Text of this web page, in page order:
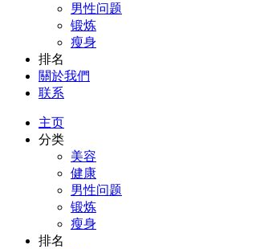
男性问题
锻炼
瘦身
排名
關於我們
联系
主页
分类
美容
健康
男性问题
锻炼
瘦身
排名